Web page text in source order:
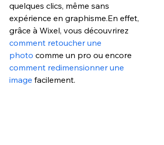
quelques clics, même sans
expérience en graphisme.En effet,
grâce à Wixel, vous découvrirez
comment retoucher une
photo comme un pro ou encore
comment redimensionner une
image facilement.